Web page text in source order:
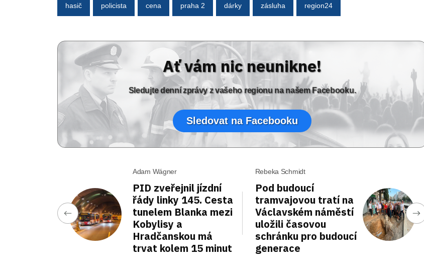
hasič policista cena praha 2 dárky zásluha region24
Ať vám nic neunikne!
Sledujte denní zprávy z vašeho regionu na našem Facebooku.
Sledovat na Facebooku
Adam Wágner
PID zveřejnil jízdní
řády linky 145. Cesta
tunelem Blanka mezi
Kobylisy a
Hradčanskou má
trvat kolem 15 minut
Rebeka Schmidt
Pod budoucí
tramvajovou tratí na
Václavském náměstí
uložili časovou
schránku pro budoucí
generace